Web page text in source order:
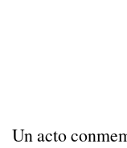
Un acto